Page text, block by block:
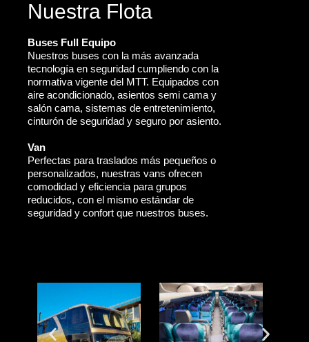
Nuestra Flota
Buses Full Equipo
Nuestros buses con la más avanzada
tecnología en seguridad cumpliendo con la
normativa vigente del MTT. Equipados con
aire acondicionado, asientos semi cama y
salón cama, sistemas de entretenimiento,
cinturón de seguridad y seguro por asiento.
Van
Perfectas para traslados más pequeños o
personalizados, nuestras vans ofrecen
comodidad y eficiencia para grupos
reducidos, con el mismo estándar de
seguridad y confort que nuestros buses.